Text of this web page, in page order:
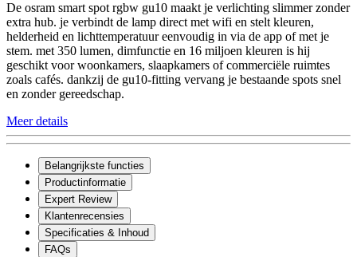
De osram smart spot rgbw gu10 maakt je verlichting slimmer zonder
extra hub. je verbindt de lamp direct met wifi en stelt kleuren,
helderheid en lichttemperatuur eenvoudig in via de app of met je
stem. met 350 lumen, dimfunctie en 16 miljoen kleuren is hij
geschikt voor woonkamers, slaapkamers of commerciële ruimtes
zoals cafés. dankzij de gu10-fitting vervang je bestaande spots snel
en zonder gereedschap.
Meer details
Belangrijkste functies
Productinformatie
Expert Review
Klantenrecensies
Specificaties & Inhoud
FAQs